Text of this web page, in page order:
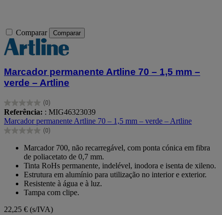
Comparar Comparar
Marcador permanente Artline 70 – 1,5 mm –
verde – Artline
(0)
0.0
em
5
estrelas.
Referência: : MIG46323039
Marcador permanente Artline 70 – 1,5 mm – verde – Artline
(0)
0.0
estrelas.
Marcador 700, não recarregável, com ponta cónica em fibra
de poliacetato de 0,7 mm.
Tinta RoHs permanente, indelével, inodora e isenta de xileno.
Estrutura em alumínio para utilização no interior e exterior.
Resistente à água e à luz.
Tampa com clipe.
22,25 € (s/IVA)